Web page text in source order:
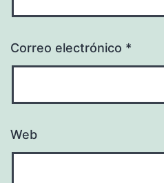
Correo electrónico *
Web